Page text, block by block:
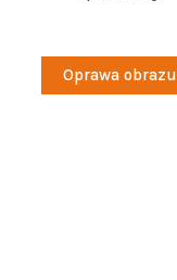
Oprawa obrazu